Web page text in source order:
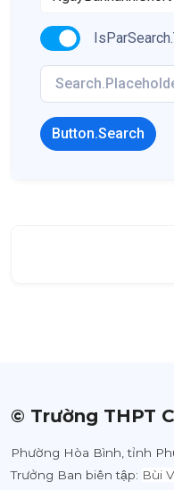
Button.Search
© Trường THPT
Phường Hòa Bình, tỉnh
Trưởng Ban biên tập: Bùi